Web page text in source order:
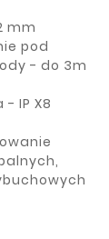
mm
pod
- do 3m
IP X8